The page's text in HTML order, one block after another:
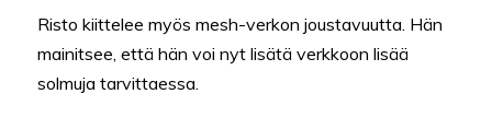
Risto kiittelee myös mesh-verkon joustavuutta. Hän
mainitsee, että hän voi nyt lisätä verkkoon lisää
solmuja tarvittaessa.